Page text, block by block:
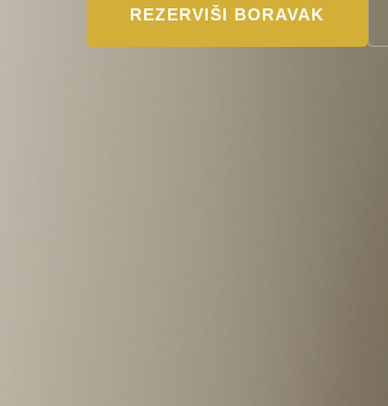
REZERVIŠI BORAVAK